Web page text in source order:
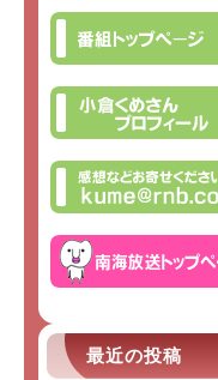
最近の投稿